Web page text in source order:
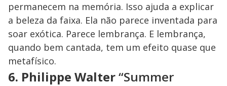
permanecem na memória. Isso ajuda a explicar
a beleza da faixa. Ela não parece inventada para
soar exótica. Parece lembrança. E lembrança,
quando bem cantada, tem um efeito quase que
metafísico.
6. Philippe Walter“Summer